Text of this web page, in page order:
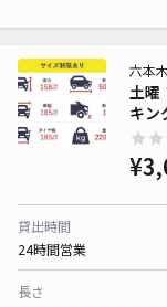
土
キ
六本
貸出時間
24時間営業
長さ